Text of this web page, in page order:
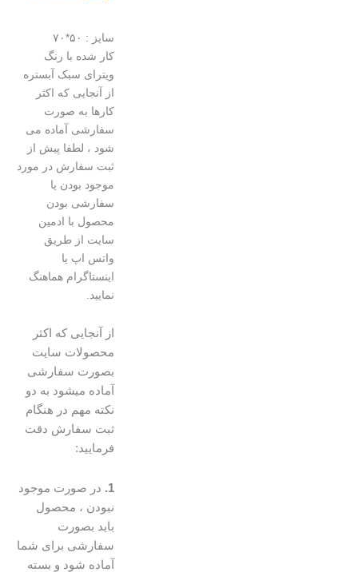
سایز : ۵۰*۷۰
کار شده با رنگ
ویترای سبک آبستره
از آنجایی که اکثر
کارها به صورت
سفارشی آماده می
شود ، لطفا پیش از
ثبت سفارش در مورد
موجود بودن یا
سفارشی بودن
محصول با ادمین
سایت از طریق
واتس اپ یا
اینستاگرام هماهنگ
نمایید.
از آنجایی که اکثر
محصولات سایت
بصورت سفارشی
آماده میشود به دو
نکته مهم در هنگام
ثبت سفارش دقت
فرمایید:
در صورت موجود
نبودن ، محصول
باید بصورت
سفارشی برای شما
آماده شود و بسته